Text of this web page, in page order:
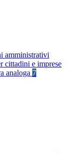
amministrativi
cittadini e imprese
analoga 7